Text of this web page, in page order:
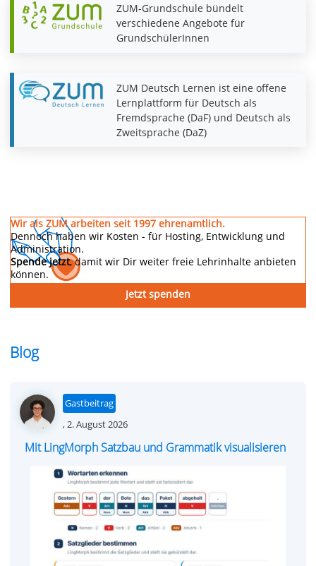
ZUM-Grundschule bündelt
verschiedene Angebote für
GrundschülerInnen
ZUM Deutsch Lernen ist eine offene
Lernplattform für Deutsch als
Fremdsprache (DaF) und Deutsch als
Zweitsprache (DaZ)
Wir als ZUM arbeiten seit 1997 ehrenamtlich.
Dennoch haben wir Kosten - für Hosting, Entwicklung und
Administration.
Spende jetzt, damit wir Dir weiter freie Lehrinhalte anbieten
können.
Jetzt spenden
Blog
Gastbeitrag
,Posted
on
2. August 2026
Mit LingMorph Satzbau und Grammatik visualisieren